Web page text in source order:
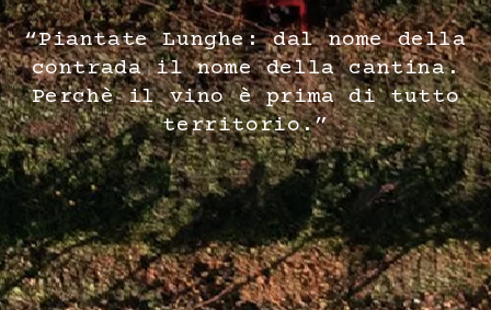
“Piantate Lunghe: dal nome della
contrada il nome della cantina.
Perchè il vino è prima di tutto
territorio.”